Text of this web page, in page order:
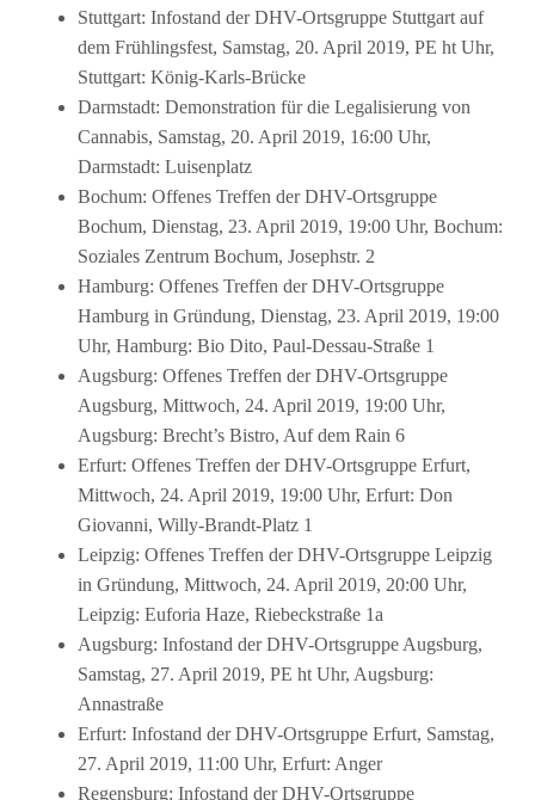
Stuttgart: Infostand der DHV-Ortsgruppe Stuttgart auf
dem Frühlingsfest, Samstag, 20. April 2019, PE ht Uhr,
Stuttgart: König-Karls-Brücke
Darmstadt: Demonstration für die Legalisierung von
Cannabis, Samstag, 20. April 2019, 16:00 Uhr,
Darmstadt: Luisenplatz
Bochum: Offenes Treffen der DHV-Ortsgruppe
Bochum, Dienstag, 23. April 2019, 19:00 Uhr, Bochum:
Soziales Zentrum Bochum, Josephstr. 2
Hamburg: Offenes Treffen der DHV-Ortsgruppe
Hamburg in Gründung, Dienstag, 23. April 2019, 19:00
Uhr, Hamburg: Bio Dito, Paul-Dessau-Straße 1
Augsburg: Offenes Treffen der DHV-Ortsgruppe
Augsburg, Mittwoch, 24. April 2019, 19:00 Uhr,
Augsburg: Brecht’s Bistro, Auf dem Rain 6
Erfurt: Offenes Treffen der DHV-Ortsgruppe Erfurt,
Mittwoch, 24. April 2019, 19:00 Uhr, Erfurt: Don
Giovanni, Willy-Brandt-Platz 1
Leipzig: Offenes Treffen der DHV-Ortsgruppe Leipzig
in Gründung, Mittwoch, 24. April 2019, 20:00 Uhr,
Leipzig: Euforia Haze, Riebeckstraße 1a
Augsburg: Infostand der DHV-Ortsgruppe Augsburg,
Samstag, 27. April 2019, PE ht Uhr, Augsburg:
Annastraße
Erfurt: Infostand der DHV-Ortsgruppe Erfurt, Samstag,
27. April 2019, 11:00 Uhr, Erfurt: Anger
Regensburg: Infostand der DHV-Ortsgruppe